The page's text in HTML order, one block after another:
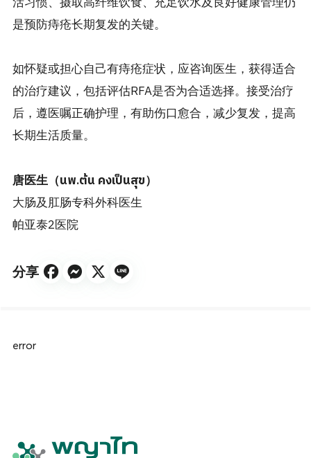
是预防痔疮长期复发的关键。
如怀疑或担心自己有痔疮症状，应咨询医生，获得适合
的治疗建议，包括评估RFA是否为合适选择。接受治疗
后，遵医嘱正确护理，有助伤口愈合，减少复发，提高
长期生活质量。
唐医生（นพ.ต้น คงเป็นสุข）
大肠及肛肠专科外科医生
帕亚泰2医院
分享
error